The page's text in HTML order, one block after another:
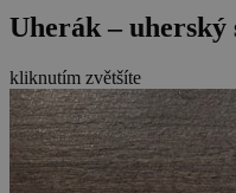
Uherák – uherský
kliknutím zvětšíte